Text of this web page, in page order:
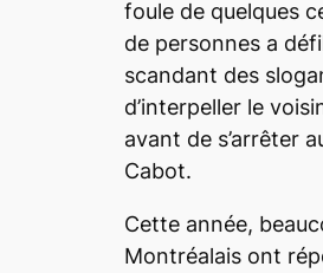
foule de quelques
de personnes a
scandant des
d’interpeller le
avant de s’arrêter
Cabot.
Cette année,
Montréalais ont